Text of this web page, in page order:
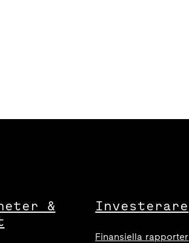
&
Investerare
Finansiella rapporter